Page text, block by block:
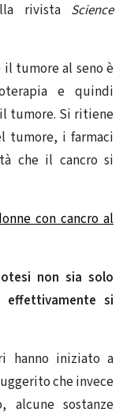
rivista Science
tumore al seno è
e quindi
tumore. Si ritiene
tumore, i farmaci
che il cancro si
con cancro al
non sia solo
si
hanno iniziato a
che invece
sostanze